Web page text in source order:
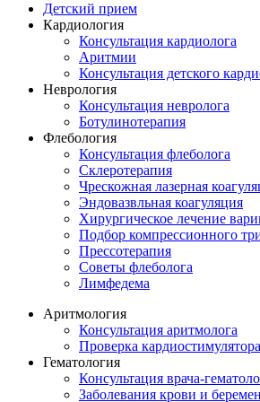
Детский прием
Кардиология
Консультация кардиолога
Аритмии
Консультация детского
Неврология
Консультация невролога
Ботулинотерапия
Флебология
Консультация флеболога
Склеротерапия
Чрескожная лазерная
Эндовазвльная коагуляция
Хирургическое лечение
Подбор компрессионного
Прессотерапия
Советы флеболога
Лимфедема
Аритмология
Консультация аритмолога
Проверка кардиостимулятора
Гематология
Консультация врача-
Заболевания крови и